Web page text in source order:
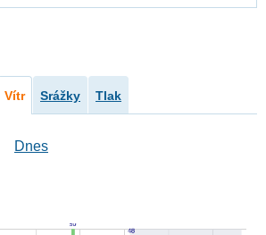
Vítr Srážky Tlak
Dnes